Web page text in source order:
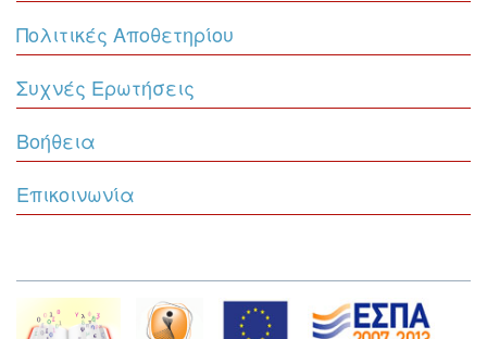
Πολιτικές Αποθετηρίου
Συχνές Ερωτήσεις
Βοήθεια
Επικοινωνία